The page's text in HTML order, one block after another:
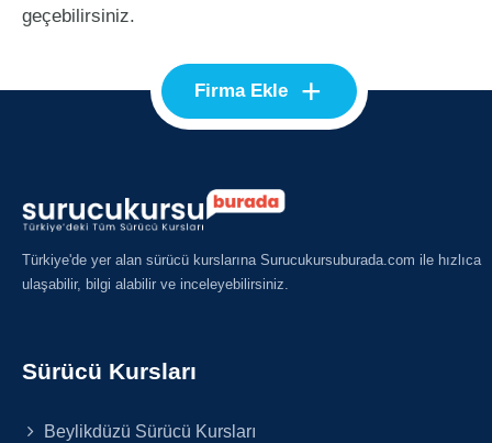
geçebilirsiniz.
Firma Ekle +
Türkiye'de yer alan sürücü kurslarına Surucukursuburada.com ile hızlıca
ulaşabilir, bilgi alabilir ve inceleyebilirsiniz.
Sürücü Kursları
Beylikdüzü Sürücü Kursları